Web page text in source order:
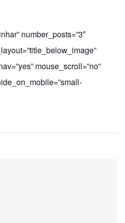
number_posts=”3″
mouse_scroll=”no”